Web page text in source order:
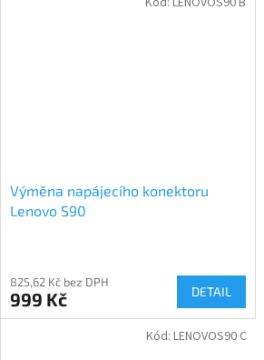
Výměna napájecího konektoru
Lenovo S90
825,62 Kč bez DPH
999 Kč DETAIL
Kód: LENOVOS90 C